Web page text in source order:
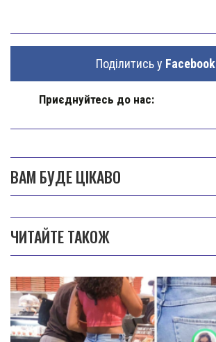
Поділитись у Facebook
Приєднуйтесь до нас:
ВАМ БУДЕ ЦІКАВО
ЧИТАЙТЕ ТАКОЖ